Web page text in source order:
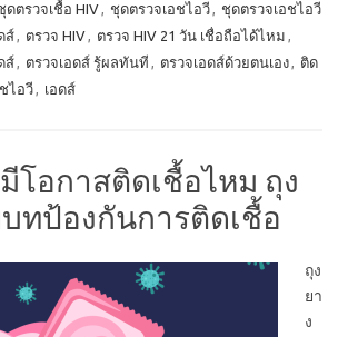
ดตรวจเชื้อ HIV, ชุดตรวจเอชไอวี, ชุดตรวจเอชไอวี
ส์, ตรวจ HIV, ตรวจ HIV 21 วัน เชื่อถือได้ไหม ,
ส์, ตรวจเอดส์ รู้ผลทันที , ตรวจเอดส์ด้วยตนเอง, ติด
ไอวี, เอดส์
โอกาสติดเชื้อไหม ถุง
ทป้องกันการติดเชื้อ
ถุง
ยา
ง